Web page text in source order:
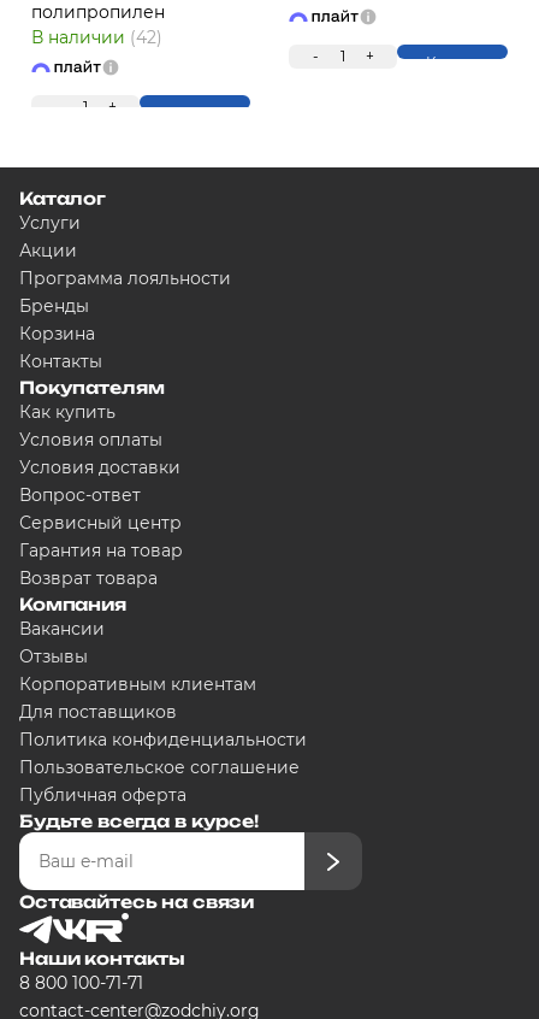
Для клиентов всех банков
Оплачивайте сегодня только
Оставшиеся части будут
графику
полипропилен
В наличии (42)
1 + Купить
- 1 + Купить
Каталог
Услуги
Акции
Программа лояльности
Бренды
Корзина
Контакты
Покупателям
Как купить
Условия оплаты
Условия доставки
Вопрос-ответ
Сервисный центр
Гарантия на товар
Возврат товара
Компания
Вакансии
Отзывы
Корпоративным клиентам
Для поставщиков
Политика конфиденциальности
Пользовательское соглашение
Публичная оферта
Будьте всегда в курсе!
Оставайтесь на связи
Наши контакты
8 800 100-71-71
contact-center@zodchiy.org